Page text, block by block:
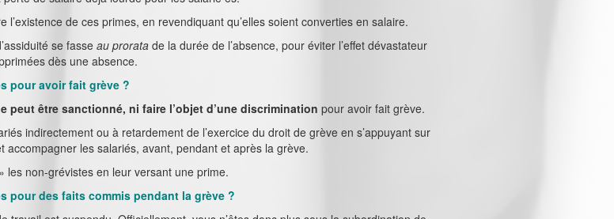
de ces primes, en revendiquant qu’elles soient converties en salaire.
se fasse au prorata de la durée de l’absence, pour éviter l’effet dévastateur
dès une absence.
pour avoir fait grève ?
peut être sanctionné, ni faire l’objet d’une discrimination pour avoir fait grève.
indirectement ou à retardement de l’exercice du droit de grève en s’appuyant sur
les salariés, avant, pendant et après la grève.
les non-grévistes en leur versant une prime.
pour des faits commis pendant la grève ?